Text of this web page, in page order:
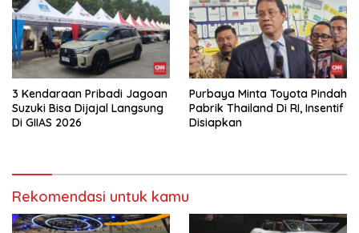
3 Kendaraan Pribadi Jagoan
Suzuki Bisa Dijajal Langsung
Di GIIAS 2026
Purbaya Minta Toyota Pindah
Pabrik Thailand Di RI, Insentif
Disiapkan
Rekomendasi untuk kamu